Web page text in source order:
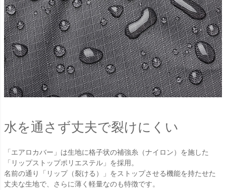
水を通さず丈夫で裂けにくい
「エアロカバー」は生地に格子状の補強糸（ナイロン）を施した
「リップストップポリエステル」を採用。
名前の通り「リップ（裂ける）」をストップさせる機能を持たせた
丈夫な生地で、さらに薄く軽量なのも特徴です。